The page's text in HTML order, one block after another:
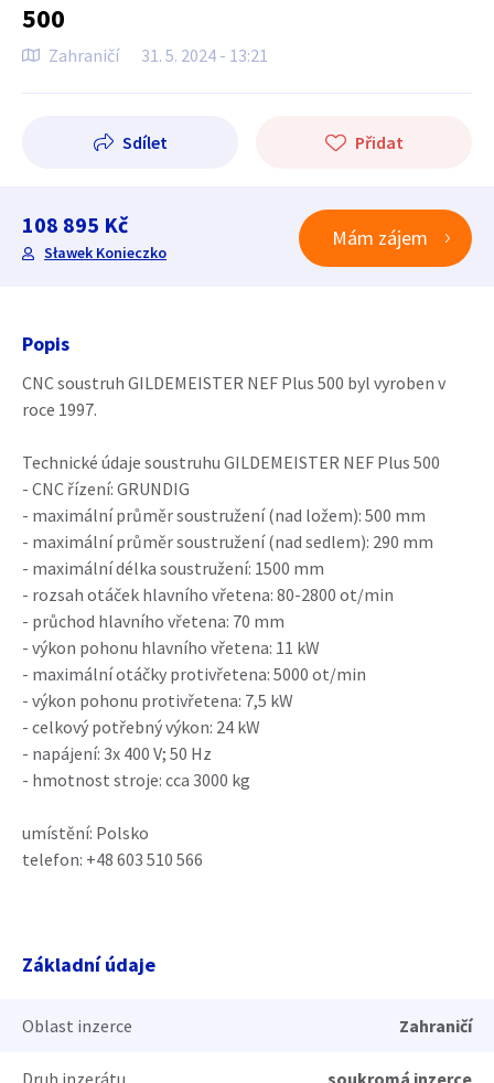
500
Zahraničí 31. 5. 2024 - 13:21
Sdílet Přidat
108 895 Kč
Sławek Konieczko
Mám zájem
Popis
CNC soustruh GILDEMEISTER NEF Plus 500 byl vyroben v
roce 1997.
Technické údaje soustruhu GILDEMEISTER NEF Plus 500
- CNC řízení: GRUNDIG
- maximální průměr soustružení (nad ložem): 500 mm
- maximální průměr soustružení (nad sedlem): 290 mm
- maximální délka soustružení: 1500 mm
- rozsah otáček hlavního vřetena: 80-2800 ot/min
- průchod hlavního vřetena: 70 mm
- výkon pohonu hlavního vřetena: 11 kW
- maximální otáčky protivřetena: 5000 ot/min
- výkon pohonu protivřetena: 7,5 kW
- celkový potřebný výkon: 24 kW
- napájení: 3x 400 V; 50 Hz
- hmotnost stroje: cca 3000 kg
umístění: Polsko
telefon: +48 603 510 566
Základní údaje
Oblast inzerce Zahraničí
Druh inzerátu soukromá inzerce